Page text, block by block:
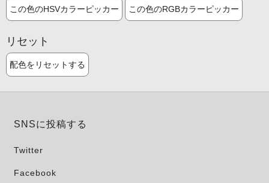
この色のHSVカラーピッカー この色のRGBカラーピッカー
リセット
配色をリセットする
SNSに投稿する
Twitter
Facebook